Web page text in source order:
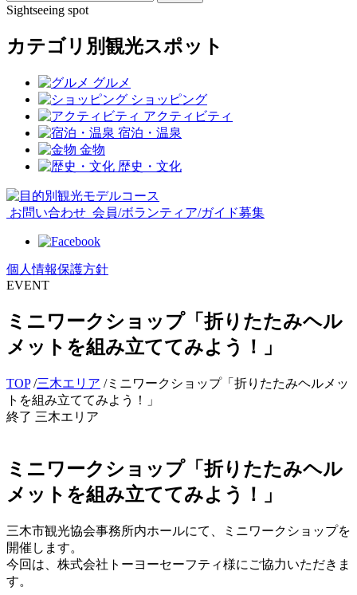
Sightseeing spot
カテゴリ別観光スポット
グルメ
ショッピング
アクティビティ
宿泊・温泉
金物
歴史・文化
お問い合わせ 会員/ボランティア/ガイド募集
個人情報保護方針
EVENT
ミニワークショップ「折りたたみヘル
メットを組み立ててみよう！」
TOP/三木エリア /ミニワークショップ「折りたたみヘルメッ
トを組み立ててみよう！」
終了 三木エリア
ミニワークショップ「折りたたみヘル
メットを組み立ててみよう！」
三木市観光協会事務所内ホールにて、ミニワークショップを
開催します。
今回は、株式会社トーヨーセーフティ様にご協力いただきま
す。